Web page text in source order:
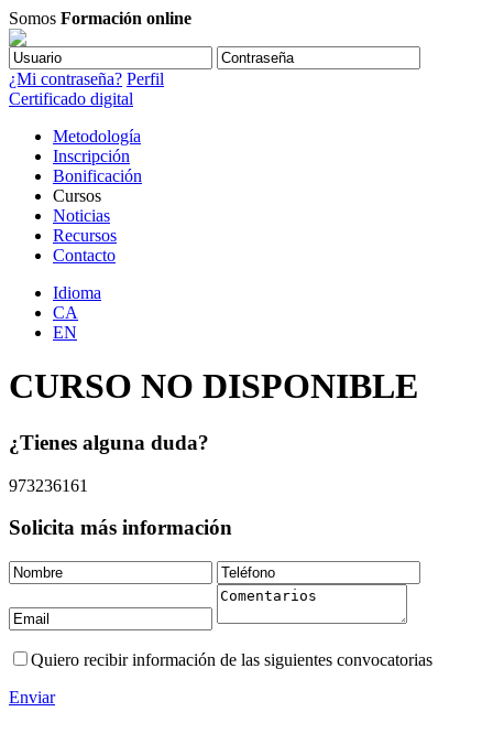
Somos Formación online
¿Mi contraseña? Perfil
Certificado digital
Metodología
Inscripción
Bonificación
Cursos
Noticias
Recursos
Contacto
Idioma
CA
EN
CURSO NO DISPONIBLE
¿Tienes alguna duda?
973236161
Solicita más información
Quiero recibir información de las siguientes convocatorias
Enviar